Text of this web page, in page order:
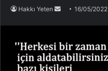
Hakkı Yeten
Bir
göndermek
16/05/2022